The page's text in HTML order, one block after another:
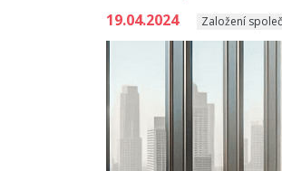
19.04.2024 Založení